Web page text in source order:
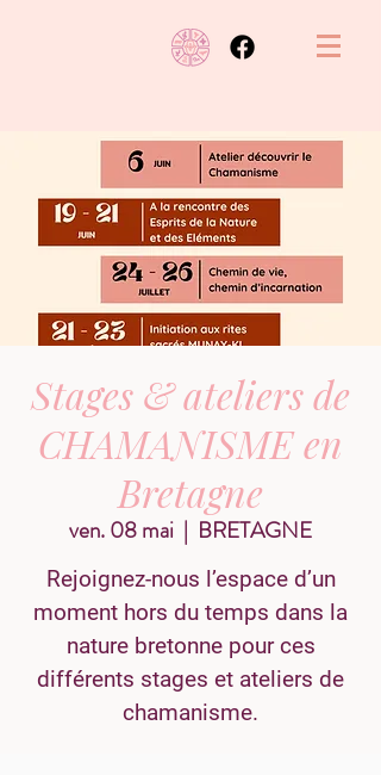
Stages & ateliers de
CHAMANISME en
Bretagne
ven. 08 mai
  |
BRETAGNE
Rejoignez-nous l’espace d’un
moment hors du temps dans la
nature bretonne pour ces
différents stages et ateliers de
chamanisme.